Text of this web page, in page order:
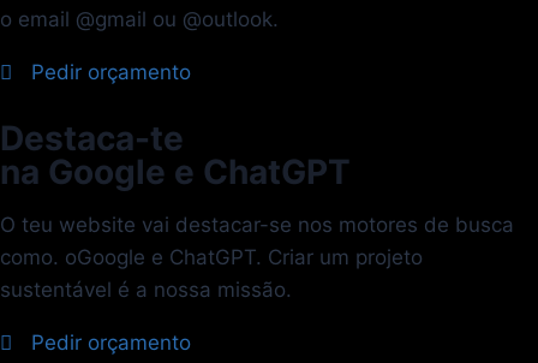
o email @gmail ou @outlook.
Pedir orçamento
Destaca-te
na Google e ChatGPT
O teu website vai destacar-se nos motores de busca
como. oGoogle e ChatGPT. Criar um projeto
sustentável é a nossa missão.
Pedir orçamento